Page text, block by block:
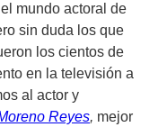
el mundo actoral de
sin duda los que
los cientos de
en la televisión a
al actor y
Reyes, mejor